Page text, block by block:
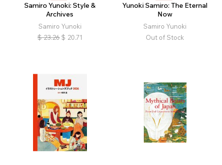
Samiro Yunoki: Style &
Archives
Samiro Yunoki
$ 23.26 $ 20.71
Yunoki Samiro: The Eternal
Now
Samiro Yunoki
Out of Stock